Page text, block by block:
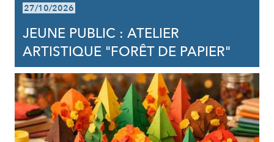
27/10/2026
JEUNE PUBLIC : ATELIER
ARTISTIQUE "FORÊT DE PAPIER"